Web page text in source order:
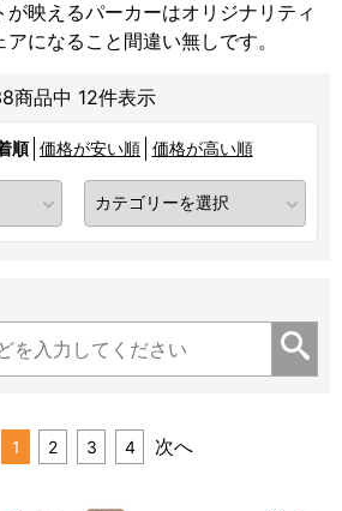
映えるパーカーはオリジナリティ
になること間違い無しです。
商品中 12件表示
順 価格が安い順 価格が高い順
1 2 3 4 次へ